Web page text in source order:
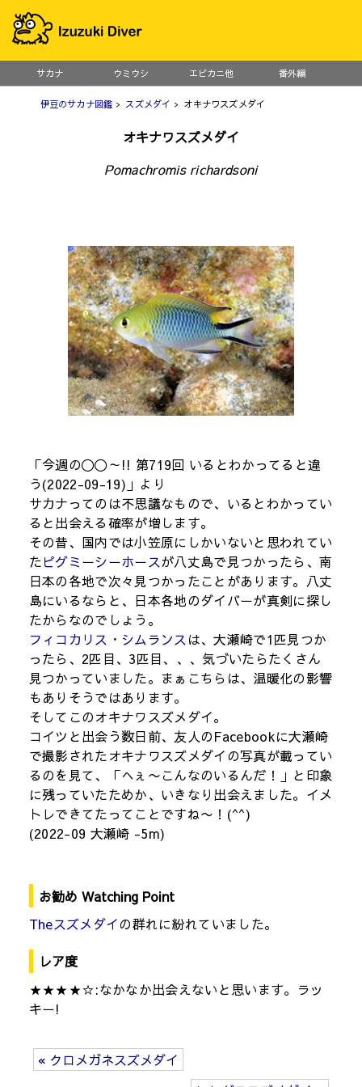
サカナ ウミウシ エビカニ他 番外編
伊豆のサカナ図鑑 > スズメダイ > オキナワスズメダイ
オキナワスズメダイ
Pomachromis richardsoni
「今週の〇〇～!! 第719回 いるとわかってると違
う(2022-09-19)」より
サカナってのは不思議なもので、いるとわかってい
ると出会える確率が増します。
その昔、国内では小笠原にしかいないと思われてい
たピグミーシーホースが八丈島で見つかったら、南
日本の各地で次々見つかったことがあります。八丈
島にいるならと、日本各地のダイバーが真剣に探し
たからなのでしょう。
フィコカリス・シムランス は、大瀬崎で1匹見つか
ったら、2匹目、3匹目、、、気づいたらたくさん
見つかっていました。まぁこちらは、温暖化の影響
もありそうではあります。
そしてこのオキナワスズメダイ。
コイツと出会う数日前、友人のFacebookに大瀬崎
で撮影されたオキナワスズメダイの写真が載ってい
るのを見て、「へぇ〜こんなのいるんだ！」と印象
に残っていたためか、いきなり出会えました。イメ
トレできてたってことですね〜！(^^)
(2022-09 大瀬崎 -5m)
お勧め Watching Point
Theスズメダイの群れに紛れていました。
レア度
★★★★☆:なかなか出会えないと思います。ラッ
キー!
« クロメガネスズメダイ